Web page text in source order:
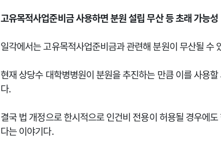
고유목적사업준비금 사용하면 분원 설립 무산 등 초래 가능성
일각에서는 고유목적사업준비금과 관련해 분원이 무산될 수
현재 상당수 대학병병원이 분원을 추진하는 만큼 이를 사용
다.
결국 법 개정으로 한시적으로 인건비 전용이 허용될 경우에
다는 이야기다.